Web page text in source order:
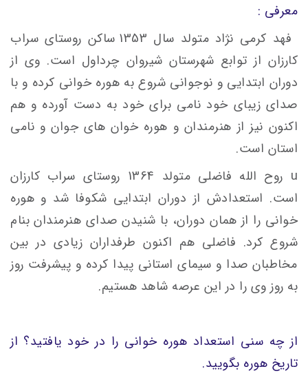
معرفی :
فهد کرمی نژاد متولد سال 1353 ساکن روستای سراب
کارزان از توابع شهرستان شیروان چرداول است. وی از
دوران ابتدایی و نوجوانی شروع به هوره خوانی کرده و با
صدای زیبای خود نامی برای خود به دست آورده و هم
اکنون نیز از هنرمندان و هوره خوان های جوان و نامی
استان است.
u روح الله فاضلی متولد 1364 روستای سراب کارزان
است. استعدادش از دوران ابتدایی شکوفا شد و هوره
خوانی را از همان دوران، با شنیدن صدای هنرمندان بنام
شروع کرد. فاضلی هم اکنون طرفداران زیادی در بین
مخاطبان صدا و سیمای استانی پیدا کرده و پیشرفت روز
به روز وی را در این عرصه شاهد هستیم.
از چه سنی استعداد هوره خوانی را در خود یافتید؟ از
تاریخ هوره بگویید.